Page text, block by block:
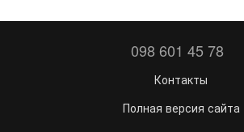
098 601 45 78
Контакты
Полная версия сайта